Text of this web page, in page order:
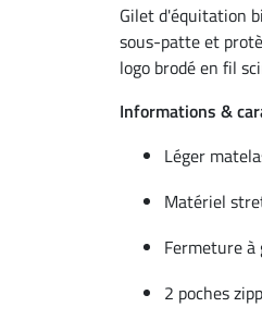
Gilet d'équitation
sous-patte et
logo brodé en fil
Informations &
Léger
Matériel
Fermeture
2 poches